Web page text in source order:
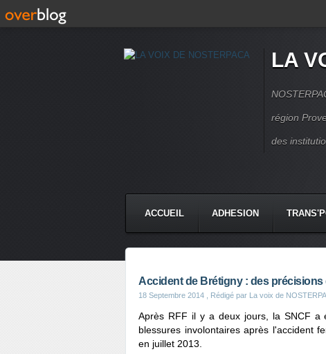
LA
région
des
ACCUEIL ADHESION
Accident de Brétigny : des précisions
18 Septembre 2014 , Rédigé par La voix de
Après RFF il y a deux jours, la SNCF a
blessures involontaires après l'accident
en juillet 2013.